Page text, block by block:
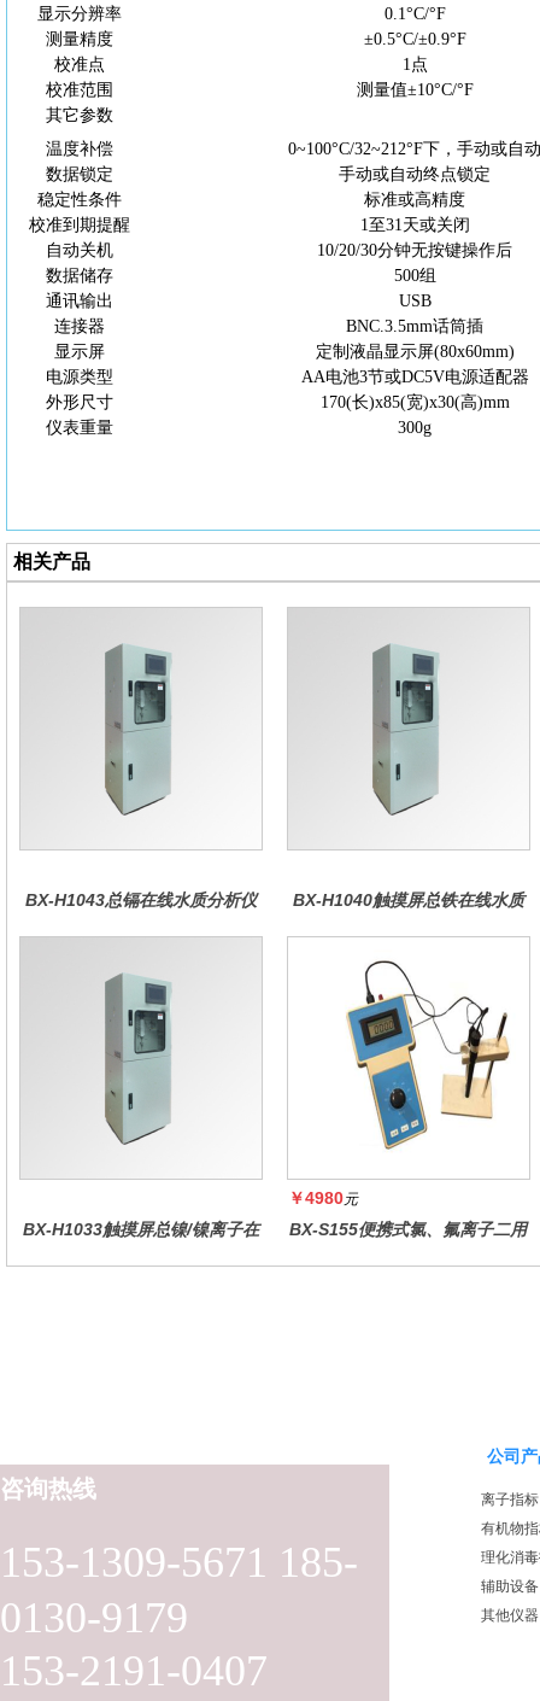
显示分辨率 0.1°C/°F
测量精度
±0.5°C/±0.9°F
校准点
1点
校准范围
测量值±10°C/°F
其它参数
温度补偿
0~100°C/32~212°F下，手动或自
数据锁定
手动或自动终点锁定
稳定性条件
标准或高精度
校准到期提醒
1至31天或关闭
自动关机
10/20/30分钟无按键操作后
数据储存
500组
通讯输出
USB
连接器
BNC.3.5mm话筒插
显示屏
定制液晶显示屏(80x60mm)
电源类型
AA电池3节或DC5V电源适配器
外形尺寸
170(长)x85(宽)x30(高)mm
仪表重量
300g
相关产品
BX-H1043总镉在线水质分析仪
BX-H1040触摸屏总铁在线水质
BX-H1033触摸屏总镍/镍离子在
￥4980元
BX-S155便携式氯、氟离子二用
153-1309-5671 185-
0130-9179
153-2191-0407
咨询热线
公司
离子指标
有机物
理化消
辅助设备
其他仪器